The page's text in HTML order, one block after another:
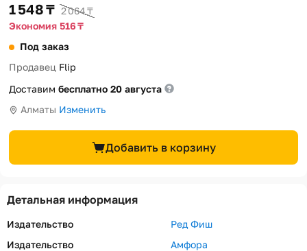
1 548 ₸ 2 064 ₸
Экономия 516 ₸
Под заказ
Продавец Flip
Доставим бесплатно 20 августа
Алматы Изменить
Добавить в корзину
Детальная информация
Издательство
Ред Фиш
Издательство
Амфора